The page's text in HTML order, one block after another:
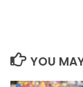
YOU